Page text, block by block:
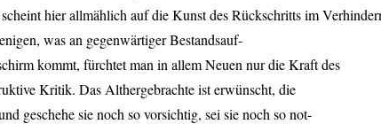
hier allmählich auf die Kunst des Rückschritts im
was an gegenwärtiger Bestandsauf-
kommt, fürchtet man in allem Neuen nur die Kraft des
Kritik. Das Althergebrachte ist erwünscht, die
geschehe sie noch so vorsichtig, sei sie noch so not-